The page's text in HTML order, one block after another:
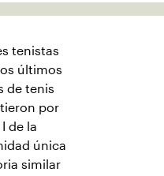
tenistas
últimos
de tenis
por
de la
única
similar